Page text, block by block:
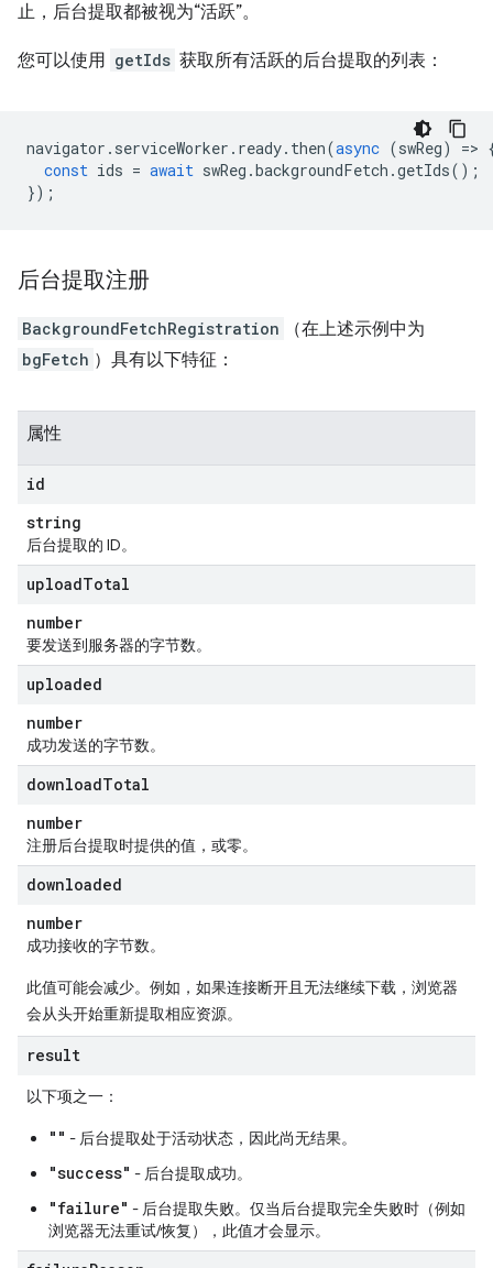
止，后台提取都被视为“活跃”。
您可以使用 getIds 获取所有活跃的后台提取的列表：
navigator . serviceWorker . ready. then(async (swReg) =>
const ids = await swReg .backgroundFetch .getIds();
});
后台提取注册
BackgroundFetchRegistration （在上述示例中为
bgFetch ）具有以下特征：
属性
id
string
后台提取的 ID。
uploadTotal
number
要发送到服务器的字节数。
uploaded
number
成功发送的字节数。
downloadTotal
number
注册后台提取时提供的值，或零。
downloaded
number
成功接收的字节数。
此值可能会减少。例如，如果连接断开且无法继续下载，浏览器
会从头开始重新提取相应资源。
result
以下项之一：
"" - 后台提取处于活动状态，因此尚无结果。
"success" - 后台提取成功。
"failure" - 后台提取失败。仅当后台提取完全失败时（例如
浏览器无法重试/恢复），此值才会显示。